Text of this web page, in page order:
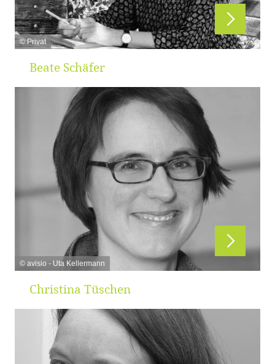
© Privat
Beate Schäfer
© avisio - Uta Kellermann
Christina Tüschen